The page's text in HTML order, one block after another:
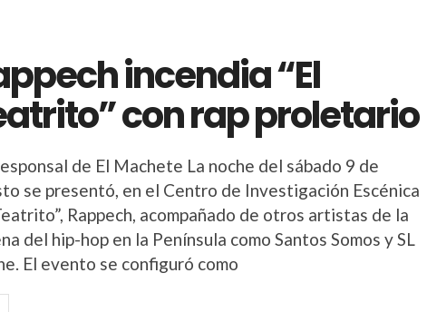
incendia “El
con rap proletario
de El Machete La noche del sábado 9 de
se presentó, en el Centro de Investigación Escénica
Rappech, acompañado de otros artistas de la
del hip-hop en la Península como Santos Somos y SL
El evento se configuró como